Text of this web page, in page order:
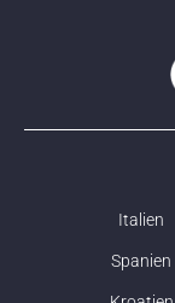
Italien
Spanien